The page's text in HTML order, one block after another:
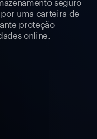
uma carteira de
proteção
online.